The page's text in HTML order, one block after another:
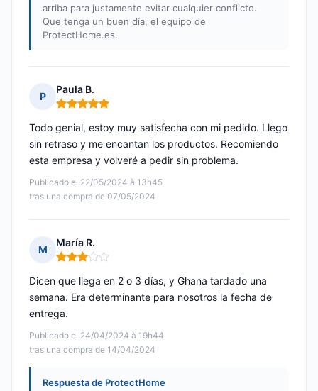
arriba para justamente evitar cualquier conflicto.
Que tenga un buen día, el equipo de
ProtectHome.es.
P
Paula B.
Nota: 5 de 5
Publicado el 22/05/2024 à 13h45
tras una compra de 07/05/2024
Todo genial, estoy muy satisfecha con mi pedido. Llego
sin retraso y me encantan los productos. Recomiendo
esta empresa y volveré a pedir sin problema.
M
María R.
Nota: 3 de 5
Publicado el 24/04/2024 à 19h44
tras una compra de 14/04/2024
Dicen que llega en 2 o 3 días, y Ghana tardado una
semana. Era determinante para nosotros la fecha de
entrega.
Respuesta de ProtectHome